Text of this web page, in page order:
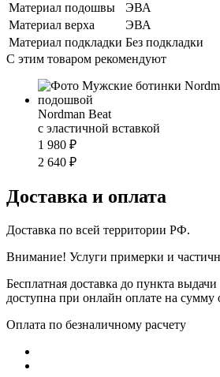
Материал подошвы
ЭВА
Материал верха
ЭВА
Материал подкладки Без подкладки
С этим товаром рекомендуют
Nordman Beat
с эластичной вставкой
1 980 ₽
2 640 ₽
Доставка и оплата
Доставка по всей территории РФ.
Внимание! Услуги примерки и
Бесплатная доставка до пункта
доступна при онлайн оплате на сумму
Оплата по безналичному расчету